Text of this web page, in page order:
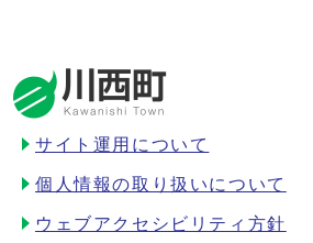
サイト運用について
個人情報の取り扱いについて
ウェブアクセシビリティ方針